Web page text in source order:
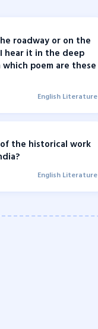
roadway or on the
hear it in the deep
which poem are these
English Literature
the historical work
English Literature